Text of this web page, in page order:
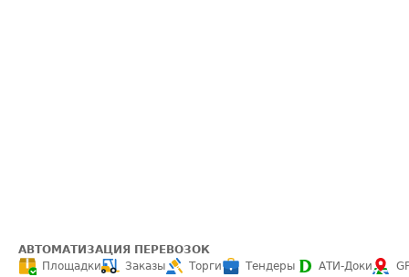
АВТОМАТИЗАЦИЯ ПЕРЕВОЗОК
Площадки
Заказы Торги Тендеры АТИ-Доки